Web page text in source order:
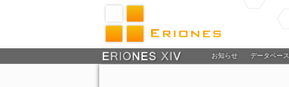
お知らせ データベース